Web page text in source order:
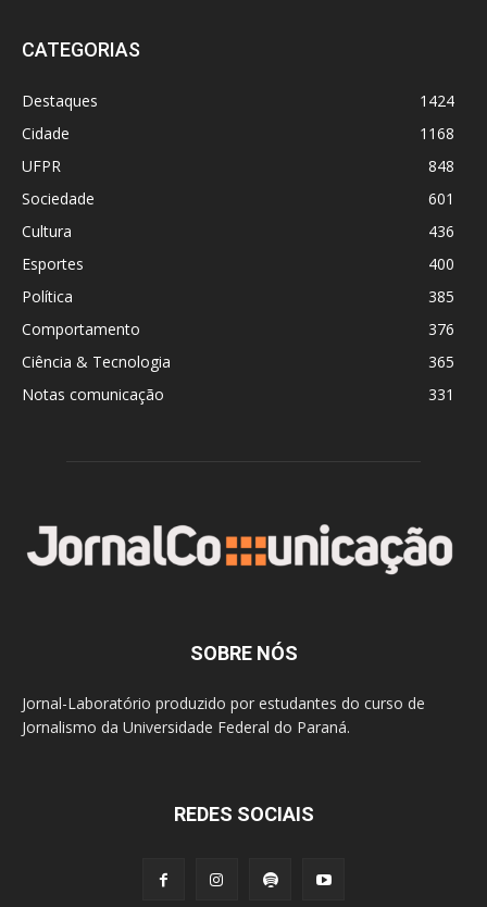
CATEGORIAS
Destaques
1424
Cidade
1168
UFPR
848
Sociedade
601
Cultura
436
Esportes
400
Política
385
Comportamento
376
Ciência & Tecnologia
365
Notas comunicação
331
SOBRE NÓS
Jornal-Laboratório produzido por estudantes do curso de
Jornalismo da Universidade Federal do Paraná.
REDES SOCIAIS